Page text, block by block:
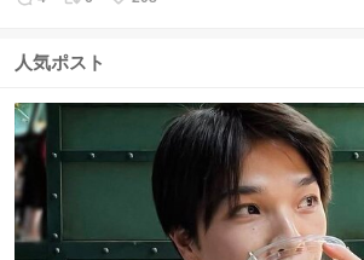
返
数
リ
ス
数
い
人気ポスト